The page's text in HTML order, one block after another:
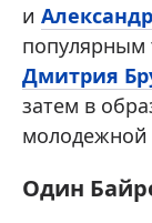
и
популярным
Дмитрия
затем в
молодежной
Один